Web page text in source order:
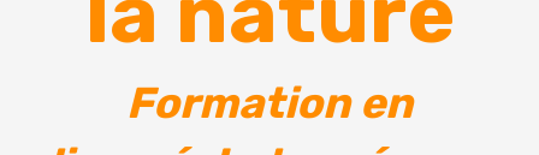
Formation en